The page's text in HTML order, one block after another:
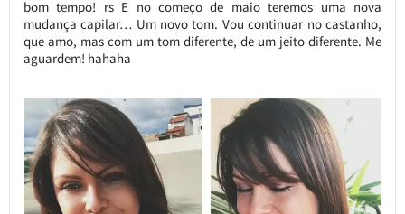
bom tempo! rs E no começo de maio teremos uma nova
mudança capilar… Um novo tom. Vou continuar no castanho,
que amo, mas com um tom diferente, de um jeito diferente. Me
aguardem! hahaha